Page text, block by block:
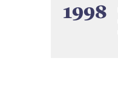
1998